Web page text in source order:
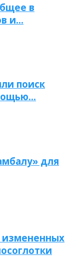
в
и…
поиск
для
измененных